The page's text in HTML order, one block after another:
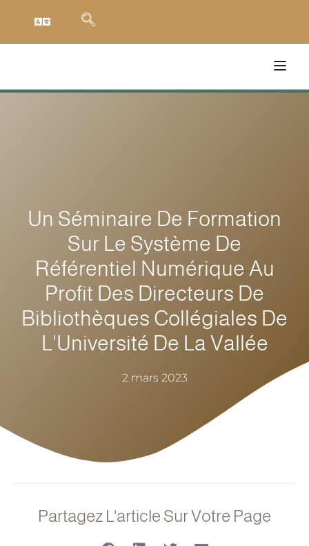
Un Séminaire De Formation
Sur Le Système De
Référentiel Numérique Au
Profit Des Directeurs De
Bibliothèques Collégiales De
L'Université De La Vallée
2 mars 2023
Partagez L'article Sur Votre Page